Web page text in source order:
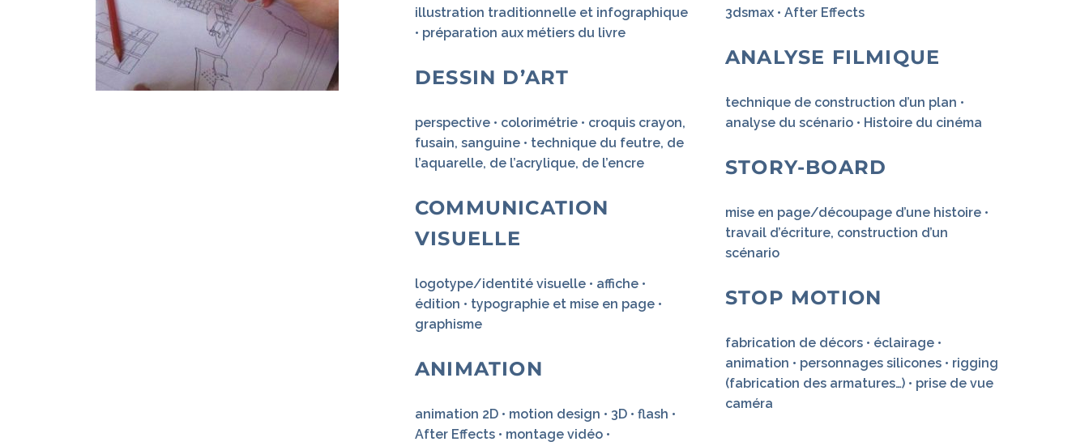
illustration traditionnelle et infographique
• préparation aux métiers du livre
DESSIN D’ART
perspective • colorimétrie • croquis crayon,
fusain, sanguine • technique du feutre, de
l’aquarelle, de l’acrylique, de l’encre
COMMUNICATION
VISUELLE
logotype/identité visuelle • affiche •
édition • typographie et mise en page •
graphisme
ANIMATION
animation 2D • motion design • 3D • flash •
After Effects • montage vidéo •
3dsmax • After Effects
ANALYSE FILMIQUE
technique de construction d’un plan •
analyse du scénario • Histoire du cinéma
STORY-BOARD
mise en page/découpage d’une histoire •
travail d’écriture, construction d’un
scénario
STOP MOTION
fabrication de décors • éclairage •
animation • personnages silicones • rigging
(fabrication des armatures…) • prise de vue
caméra